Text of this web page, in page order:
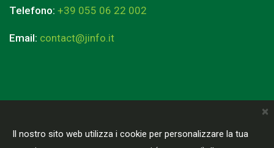
×
Il nostro sito web utilizza i cookie per personalizzare la tua
Telefono: +39 055 06 22 002
Email: contact@jinfo.it